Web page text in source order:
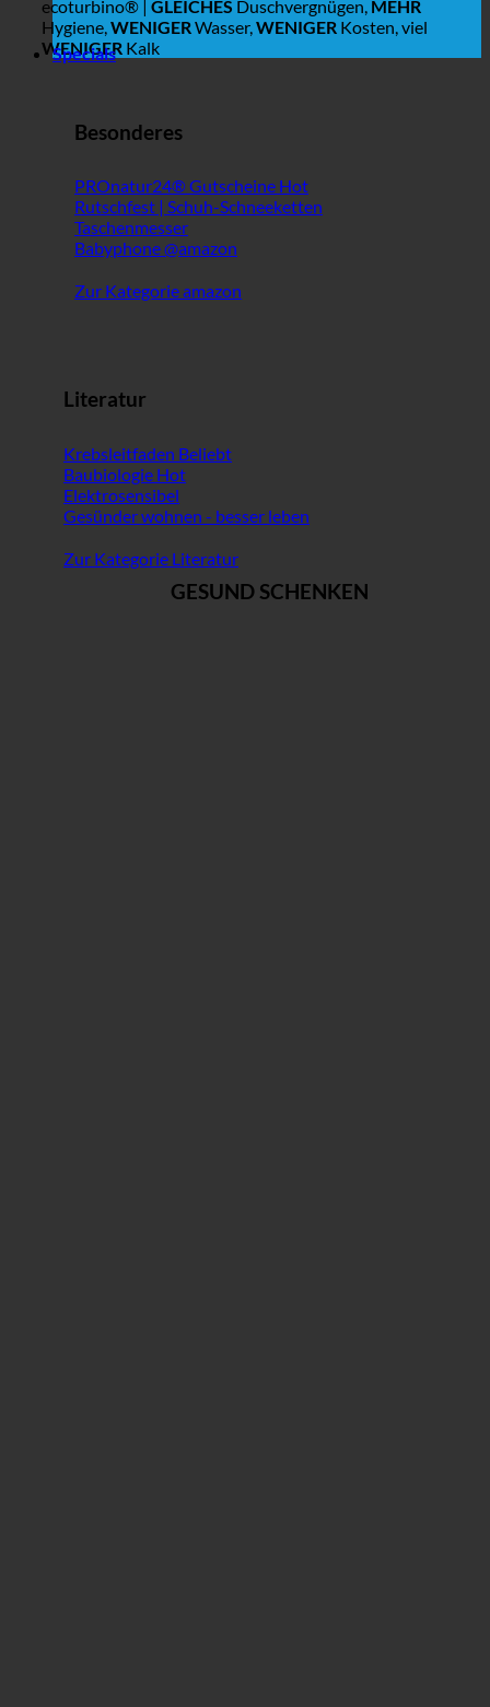
ecoturbino® | GLEICHES Duschvergnügen, MEHR
Hygiene,WENIGERWasser,WENIGER Kosten, viel
WENIGER Kalk
Specials
Besonderes
PROnatur24® Gutscheine
Rutschfest | Schuh-Schneeketten
Taschenmesser
Babyphone @amazon
Zur Kategorie amazon
Literatur
Krebsleitfaden
Baubiologie
Elektrosensibel
Gesünder wohnen - besser leben
Zur Kategorie Literatur
GESUND SCHENKEN